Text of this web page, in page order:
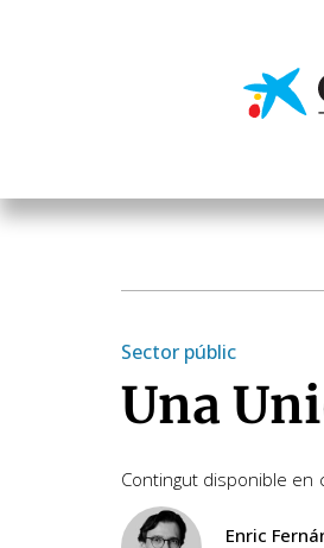
Sector públic
Una
Contingut disponible en
Enric